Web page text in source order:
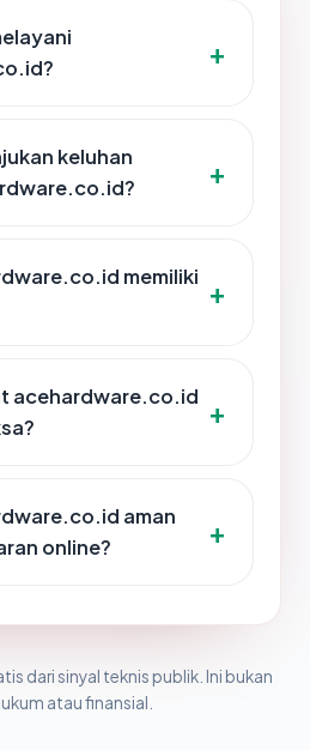
keluhan
memiliki
acehardware.co.id
aman
online?
dari sinyal teknis publik. Ini bukan
atau finansial.